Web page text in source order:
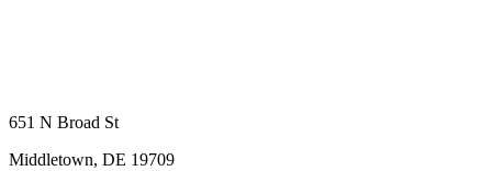
651 N Broad St
Middletown, DE 19709